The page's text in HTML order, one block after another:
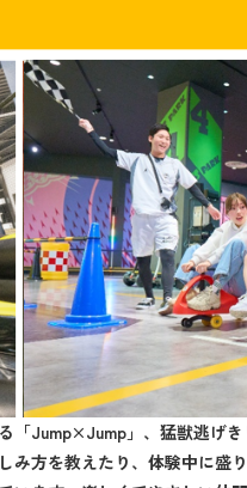
「Jump×Jump」、猛獣逃げ
方を教えたり、体験中に